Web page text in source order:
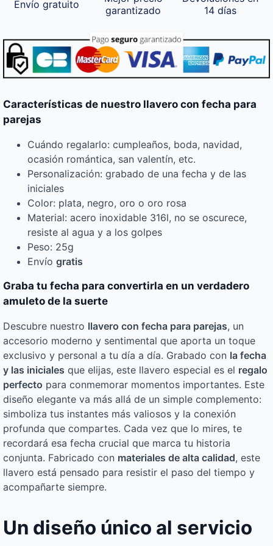
Envío gratuito
garantizado
14 días
Características de nuestro llavero con fecha para
parejas
Cuándo regalarlo: cumpleaños, boda, navidad,
ocasión romántica, san valentín, etc.
Personalización: grabado de una fecha y de las
iniciales
Color: plata, negro, oro o oro rosa
Material: acero inoxidable 316l, no se oscurece,
resiste al agua y a los golpes
Peso: 25g
Envío gratis
Graba tu fecha para convertirla en un verdadero
amuleto de la suerte
Descubre nuestro llavero con fecha para parejas, un
accesorio moderno y sentimental que aporta un toque
exclusivo y personal a tu día a día. Grabado con la fecha
y las iniciales que elijas, este llavero especial es el regalo
perfecto para conmemorar momentos importantes. Este
diseño elegante va más allá de un simple complemento:
simboliza tus instantes más valiosos y la conexión
profunda que compartes. Cada vez que lo mires, te
recordará esa fecha crucial que marca tu historia
conjunta. Fabricado con materiales de alta calidad, este
llavero está pensado para resistir el paso del tiempo y
acompañarte siempre.
Un diseño único al servicio